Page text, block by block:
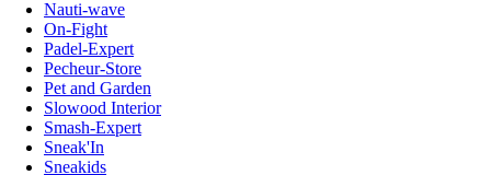
Nauti-wave
On-Fight
Padel-Expert
Pecheur-Store
Pet and Garden
Slowood Interior
Smash-Expert
Sneak'In
Sneakids